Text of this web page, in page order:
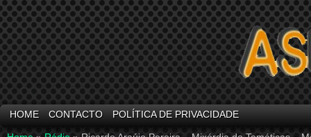
HOME CONTACTO POLÍTICA DE PRIVACIDADE